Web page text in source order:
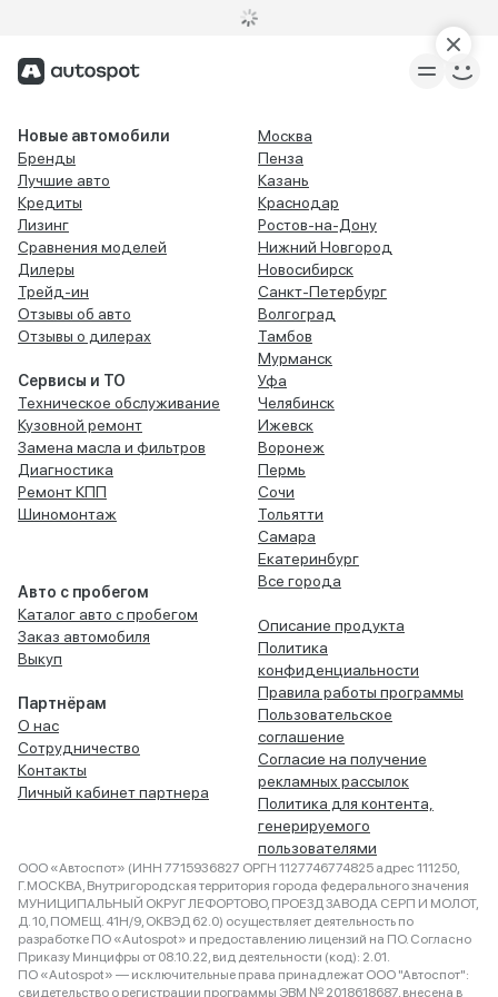
Новые автомобили
Бренды
Лучшие авто
Кредиты
Лизинг
Сравнения моделей
Дилеры
Трейд-ин
Отзывы об авто
Отзывы о дилерах
Сервисы и ТО
Техническое обслуживание
Кузовной ремонт
Замена масла и фильтров
Диагностика
Ремонт КПП
Шиномонтаж
Авто с пробегом
Каталог авто с пробегом
Заказ автомобиля
Выкуп
Партнёрам
О нас
Сотрудничество
Контакты
Личный кабинет партнера
Москва
Пенза
Казань
Краснодар
Ростов-на-Дону
Нижний Новгород
Новосибирск
Санкт-Петербург
Волгоград
Тамбов
Мурманск
Уфа
Челябинск
Ижевск
Воронеж
Пермь
Сочи
Тольятти
Самара
Екатеринбург
Все города
Описание продукта
Политика
конфиденциальности
Правила работы программы
Пользовательское
соглашение
Согласие на получение
рекламных рассылок
Политика для контента,
генерируемого
пользователями
ООО «Автоспот» (ИНН 7715936827 ОРГН 1127746774825 адрес 111250,
Г.МОСКВА, Внутригородская территория города федерального значения
МУНИЦИПАЛЬНЫЙ ОКРУГ ЛЕФОРТОВО, ПРОЕЗД ЗАВОДА СЕРП И МОЛОТ,
Д. 10, ПОМЕЩ. 41Н/9, ОКВЭД 62.0) осуществляет деятельность по
разработке ПО «Autospot» и предоставлению лицензий на ПО. Согласно
Приказу Минцифры от 08.10.22, вид деятельности (код): 2.01.
ПО «Autospot» — исключительные права принадлежат ООО "Автоспот":
свидетельство о регистрации программы ЭВМ № 2018618687, внесена в